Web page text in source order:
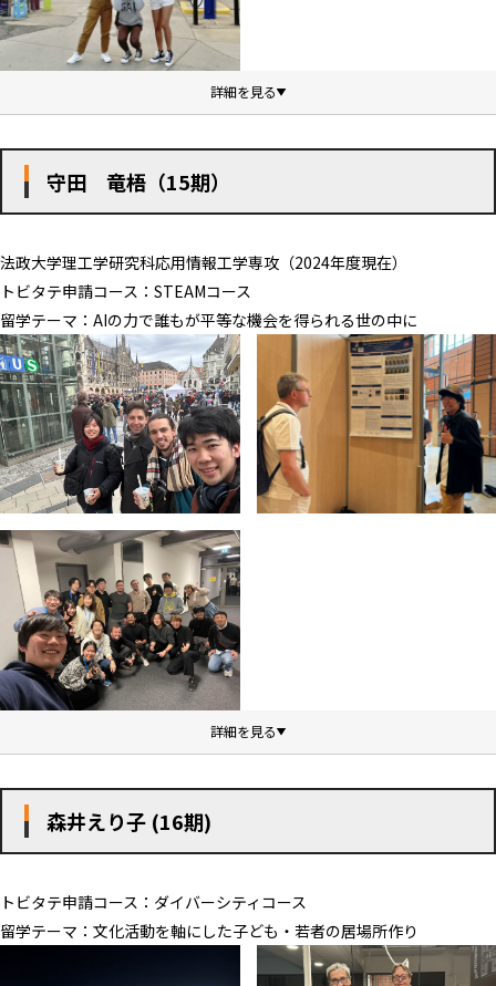
守田 竜梧（15期）
法政大学理工学研究科応用情報工学専攻（2024年度現在）
トビタテ申請コース：STEAMコース
留学テーマ：AIの力で誰もが平等な機会を得られる世の中に
森井えり子 (16期)
トビタテ申請コース：ダイバーシティコース
留学テーマ：文化活動を軸にした子ども・若者の居場所作り